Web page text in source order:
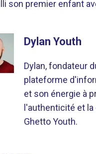
son premier enfant
Dylan Youth
Dylan, fondateur
plateforme
et son énergie à
l'authenticité et
Ghetto Youth.